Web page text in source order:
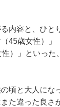
内容と、ひ
45歳女性）
）」といっ
頃と大人にな
た違った良